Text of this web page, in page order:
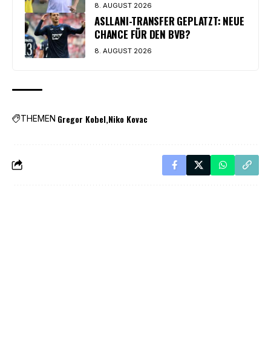
8. AUGUST 2026
ASLLANI-TRANSFER GEPLATZT: NEUE
CHANCE FÜR DEN BVB?
8. AUGUST 2026
THEMEN Gregor Kobel Niko Kovac